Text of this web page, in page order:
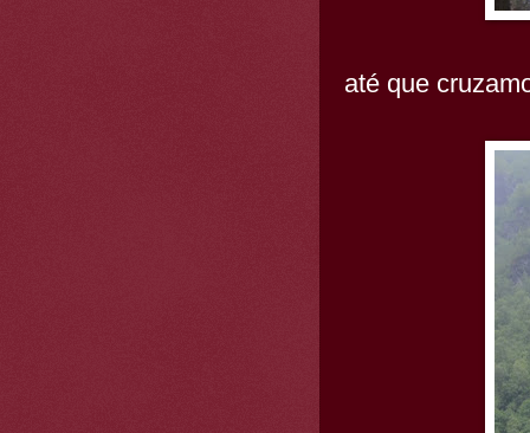
até que